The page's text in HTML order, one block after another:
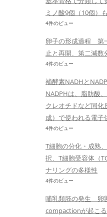
ミノ酸9個（10個）も
4件のビュー
卵子の形成過程 第
止と再開、第二減数
4件のビュー
補酵素NADHと
NADPHは、脂肪酸
クレオチドなど同化
成）で使われる電子
4件のビュー
T細胞の分化・成熟
択、T細胞受容体（
ナリングの多様性
4件のビュー
哺乳類胚の発生 卵
compactionが起こ